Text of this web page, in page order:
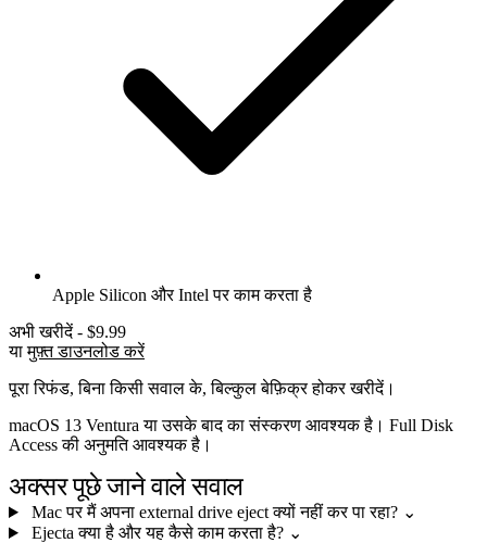
Apple Silicon और Intel पर काम करता है
अभी खरीदें - $9.99
यामुफ़्त डाउनलोड करें
पूरा रिफंड, बिना किसी सवाल के, बिल्कुल बेफ़िक्र होकर खरीदें।
macOS 13 Ventura या उसके बाद का संस्करण आवश्यक है। Full Disk
Access की अनुमति आवश्यक है।
अक्सर पूछे जाने वाले सवाल
Mac पर मैं अपना external drive eject क्यों नहीं कर पा रहा? ⌄
Ejecta क्या है और यह कैसे काम करता है? ⌄